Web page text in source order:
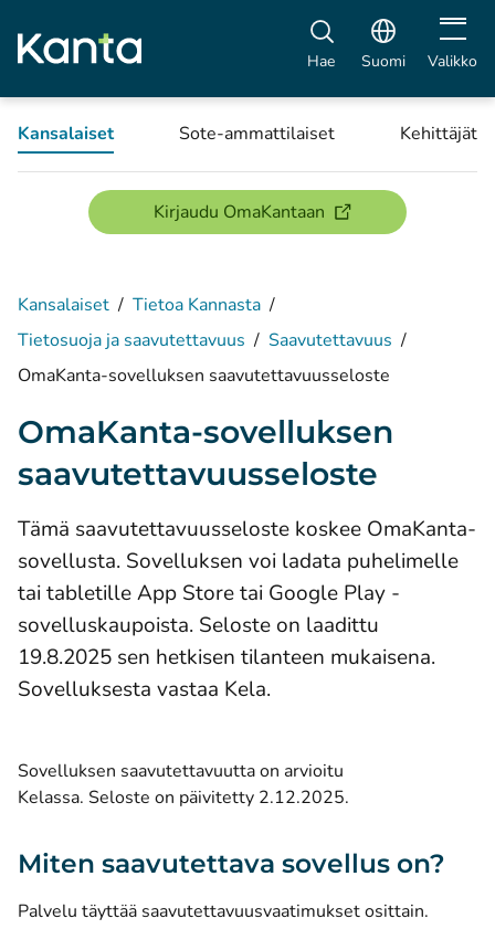
Hae Suomi Avaa
Valikko
Kansalaiset Sote-ammattilaiset Kehittäjät
Kirjaudu OmaKantaan(avautuu uuteen
Kansalaiset / Tietoa Kannasta /
Tietosuoja ja saavutettavuus / Saavutettavuus /
OmaKanta-sovelluksen saavutettavuusseloste
OmaKanta-sovelluksen
saavutettavuusseloste
Tämä saavutettavuusseloste koskee OmaKanta-
sovellusta. Sovelluksen voi ladata puhelimelle
tai tabletille App Store tai Google Play -
sovelluskaupoista. Seloste on laadittu
19.8.2025 sen hetkisen tilanteen mukaisena.
Sovelluksesta vastaa Kela.
Sovelluksen saavutettavuutta on arvioitu
Kelassa. Seloste on päivitetty 2.12.2025.
Miten saavutettava sovellus on?
Palvelu täyttää saavutettavuusvaatimukset osittain.